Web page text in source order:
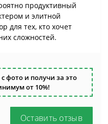
продуктивный
и элитной
для тех, кто хочет
сложностей.
и получи за это
от 10%!
Оставить отзыв